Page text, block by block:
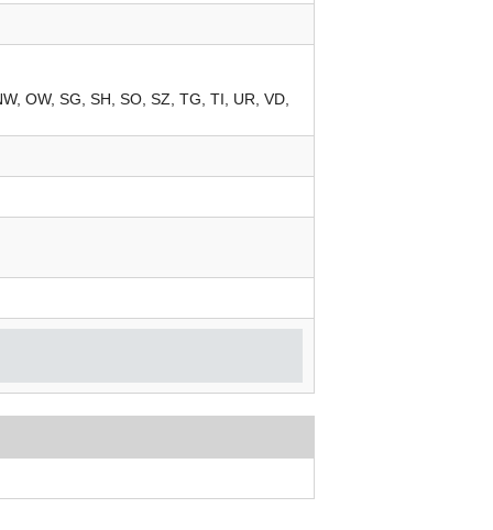
OW SG SH SO SZ TG TI UR VD